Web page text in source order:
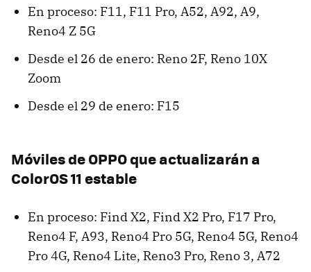
En proceso: F11, F11 Pro, A52, A92, A9,
Reno4 Z 5G
Desde el 26 de enero: Reno 2F, Reno 10X
Zoom
Desde el 29 de enero: F15
Móviles de OPPO que actualizarán a
ColorOS 11 estable
En proceso: Find X2, Find X2 Pro, F17 Pro,
Reno4 F, A93, Reno4 Pro 5G, Reno4 5G, Reno4
Pro 4G, Reno4 Lite, Reno3 Pro, Reno 3, A72